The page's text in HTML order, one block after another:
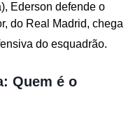
Ederson defende o
do Real Madrid, chega
do esquadrão.
Quem é o